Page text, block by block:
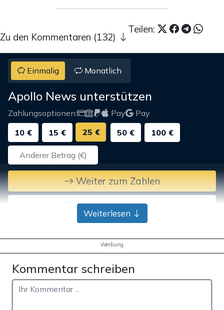
Teilen:
Zu den Kommentaren (132)
Einmalig Monatlich
Apollo News unterstützen
Zahlungsoptionen: Pay
Pay
10 €
15 € 25 € 50 € 100 €
Weiter zum Zahlen
Bank-Überweisung
Weiterlesen
Werbung
Kommentar schreiben